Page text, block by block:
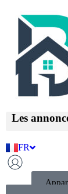
FR
AR
Les
Utilisateur
ASSIA